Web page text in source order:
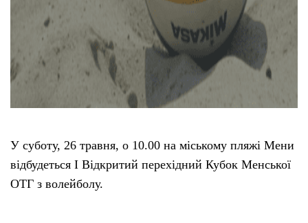
У суботу, 26 травня, о 10.00 на міському пляжі Мени
відбудеться I Відкритий перехідний Кубок Менської
ОТГ з волейболу.